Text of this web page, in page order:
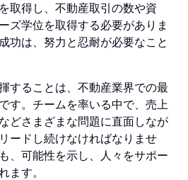
取得し、不動産取引の数や資
ズ学位を取得する必要がありま
功は、努力と忍耐が必要なこと
することは、不動産業界での最
す。チームを率いる中で、売上
どさまざまな問題に直面しなが
ードし続けなければなりませ
、可能性を示し、人々をサポー
ます。